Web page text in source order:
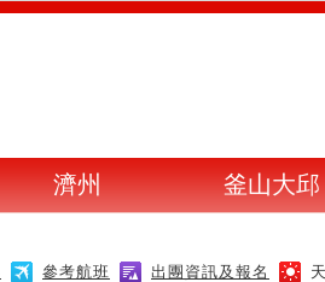
濟州 釜山大邱
參考航班 出團資訊及報名